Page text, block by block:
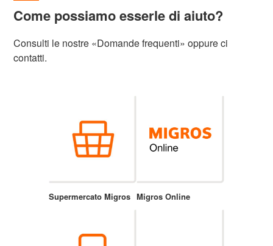
Come possiamo esserle di aiuto?
Consulti le nostre «Domande frequenti» oppure ci
contatti.
Supermercato Migros Migros Online